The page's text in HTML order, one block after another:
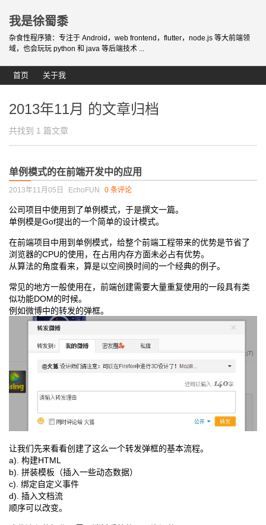
我是徐蜀黍
杂食性程序猿：专注于 Android，web frontend，flutter，node.js 等大前端领
域，也会玩玩 python 和 java 等后端技术 ...
首页 关于我
2013年11月 的文章归档
共找到 1 篇文章
单例模式的在前端开发中的应用
2013年11月05日 EchoFUN 0 条评论
公司项目中使用到了单例模式，于是撰文一篇。
单例模是Gof提出的一个简单的设计模式。
在前端项目中用到单例模式，给整个前端工程带来的优势是节省了
浏览器的CPU的使用，在占用内存方面未必占有优势。
从算法的角度看来，算是以空间换时间的一个经典的例子。
常见的地方一般使用在，前端创建需要大量重复使用的一段具有类
似功能DOM的时候。
例如微博中的转发的弹框。
让我们先来看看创建了这么一个转发弹框的基本流程。
a). 构建HTML
b). 拼装模板（插入一些动态数据）
c). 绑定自定义事件
d). 插入文档流
顺序可以改变。